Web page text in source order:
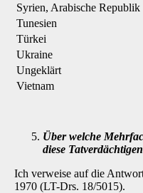
Syrien, Arabische Republik
Tunesien
Türkei
Ukraine
Ungeklärt
Vietnam
Über welche
diese
Ich verweise auf die
1970 (LT-Drs. 18/5015).